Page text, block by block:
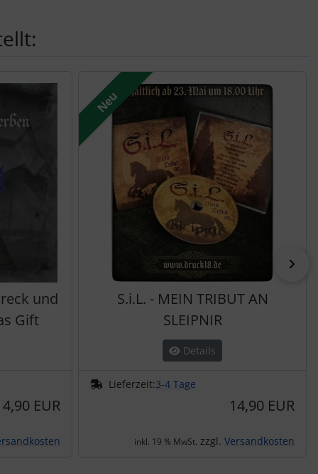
und
Gift
EUR
Neu
S.i.L. - MEIN TRIBUT AN
SLEIPNIR
Details
Lieferzeit:3-4 Tage
14,90 EUR
inkl. 19 % MwSt. zzgl. Versandkosten